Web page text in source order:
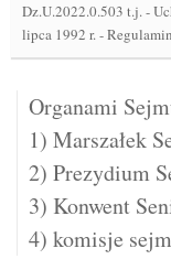
Dz.U.2022.0.503 t.j.-
lipca 1992 r. -
Organami
1) Marszałek
2) Prezydium
3) Konwent
4) komisje